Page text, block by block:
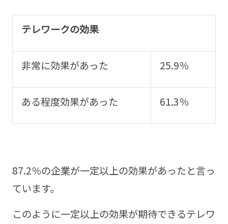
テレワークの効果
非常に効果があった 25.9％
ある程度効果があった 61.3％
87.2％の企業が一定以上の効果があったと言っ
ています。
このように一定以上の効果が期待できるテレワ